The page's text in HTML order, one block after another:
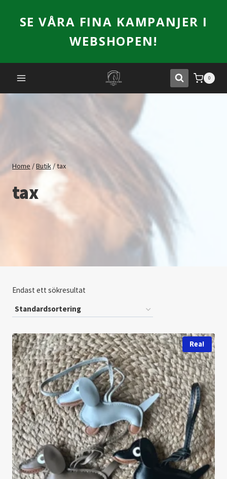
SE VÅRA FINA KAMPANJER I
WEBSHOPEN!
0
Home /Butik/tax
tax
Endast ett sökresultat
Rea!